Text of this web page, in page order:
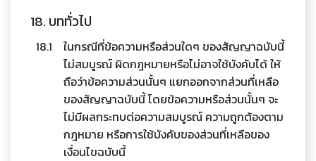
18. บททั่วไป
18.1
ในกรณีที่ข้อความหรือส่วนใดๆ ของสัญญาฉบับนี้
ไม่สมบูรณ์ ผิดกฎหมายหรือไม่อาจใช้บังคับได้ ให้
ถือว่าข้อความส่วนนั้นๆ แยกออกจากส่วนที่เหลือ
ของสัญญาฉบับนี้ โดยข้อความหรือส่วนนั้นๆ จะ
ไม่มีผลกระทบต่อความสมบูรณ์ ความถูกต้องตาม
กฎหมาย หรือการใช้บังคับของส่วนที่เหลือของ
เงื่อนไขฉบับนี้